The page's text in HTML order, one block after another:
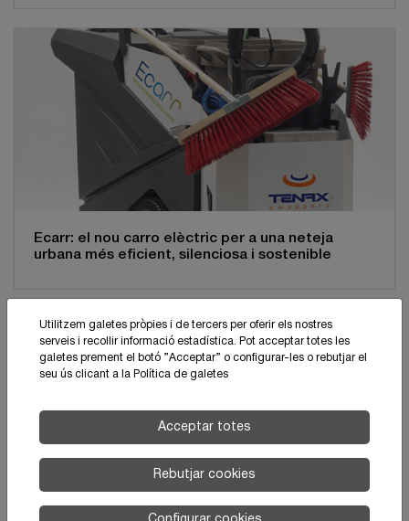
Ecarr: el nou carro elèctric per a una neteja
urbana més eficient, silenciosa i sostenible
Utilitzem galetes pròpies i de tercers per oferir els nostres
serveis i recollir informació estadística. Pot acceptar totes les
galetes prement el botó ”Acceptar” o configurar-les o rebutjar el
seu ús clicant a la Política de galetes
Acceptar totes
Rebutjar cookies